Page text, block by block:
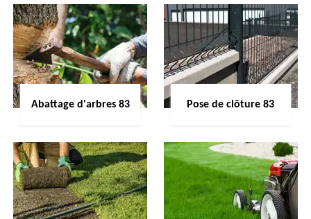
Abattage d'arbres 83 Pose de clôture 83